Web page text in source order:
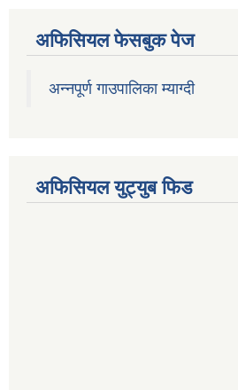
अफिसियल फेसबुक पेज
अन्नपूर्ण गाउपालिका म्याग्दी
अफिसियल युट्युब फिड